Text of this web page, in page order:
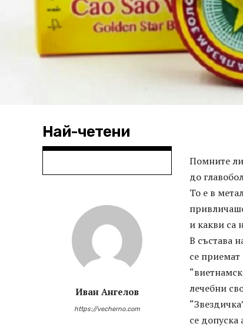
Най-четени
Иван Ангелов
https://vecherno.com
Помните ли
до
То е в
и какви са
В състава
се
лечебни
се